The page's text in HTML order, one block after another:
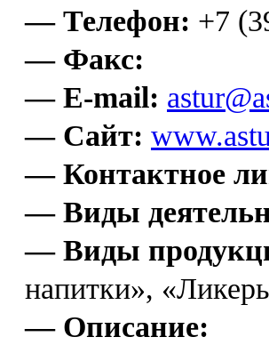
— Телефон: +7
— Факс:
— E-mail:
— Сайт:
— Контактное
— Виды
— Виды
напитки»,
— Описание: